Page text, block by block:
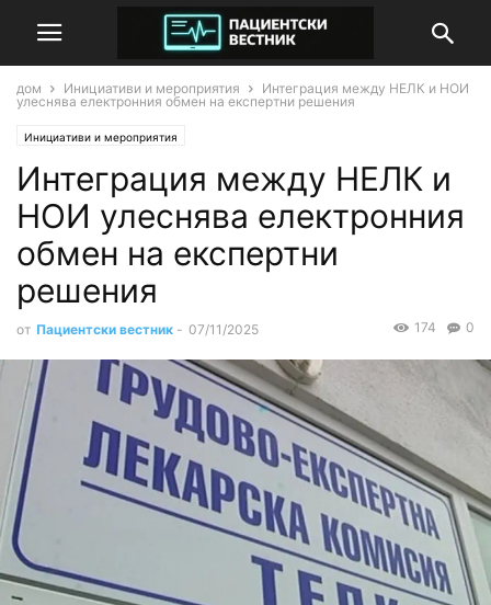
дом Инициативи и мероприятия
Интеграция между НЕЛК и НОИ
улеснява електронния обмен на експертни решения
Инициативи и мероприятия
Интеграция между НЕЛК и
НОИ улеснява електронния
обмен на експертни
решения
от Пациентски вестник - 07/11/2025 0
174